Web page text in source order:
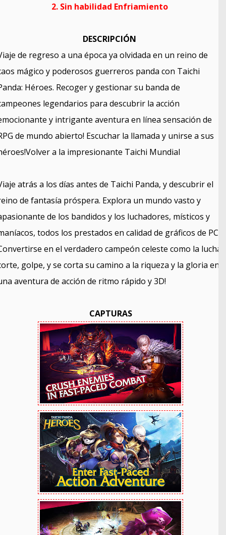
2. Sin habilidad Enfriamiento
DESCRIPCIÓN
de regreso a una época ya olvidada en un reino de
mágico y poderosos guerreros panda con Taichi
Héroes. Recoger y gestionar su banda de
legendarios para descubrir la acción
y intrigante aventura en línea sensación de
de mundo abierto! Escuchar la llamada y unirse a sus
a la impresionante Taichi Mundial
atrás a los días antes de Taichi Panda, y descubrir el
de fantasía próspera. Explora un mundo vasto y
de los bandidos y los luchadores, místicos y
todos los prestados en calidad de gráficos de PC.
en el verdadero campeón celeste como la lucha,
golpe, y se corta su camino a la riqueza y la gloria en
aventura de acción de ritmo rápido y 3D!
CAPTURAS